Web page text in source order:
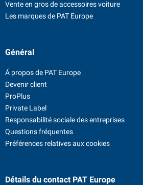
Vente en gros de accessoires voiture
Les marques de PAT Europe
Général
Á propos de PAT Europe
Devenir client
ProPlus
Private Label
Responsabilité sociale des entreprises
Questions fréquentes
Préférences relatives aux cookies
Détails du contactPAT Europe